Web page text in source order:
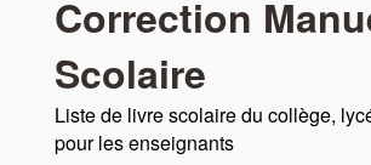
Correction
Scolaire
Liste de livre scolaire du collège,
pour les enseignants